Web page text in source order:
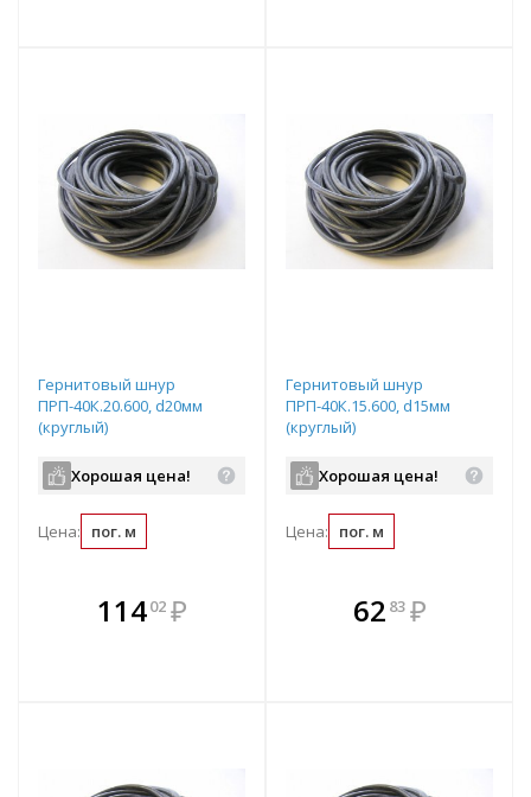
Гернитовый шнур
ПРП-40К.20.600, d20мм
(круглый)
Хорошая цена!
Цена: пог. м
11402 ₽
В комплекте
всегда выгоднее!
Гернитовый шнур
ПРП-40К.15.600, d15мм
(круглый)
Хорошая цена!
Цена: пог. м
В комплекте
всегда выгоднее!
62 83 ₽